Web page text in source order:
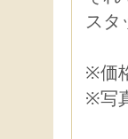
スタ
※価
※写